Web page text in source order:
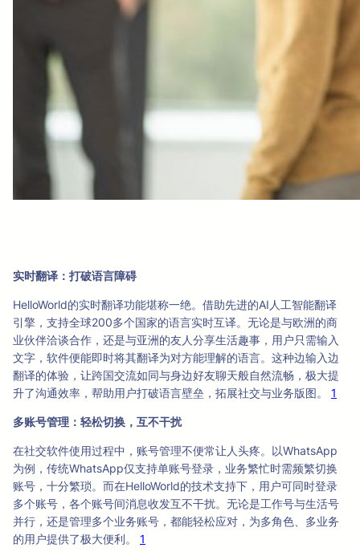
实时翻译：打破语言障碍
HelloWorld的实时翻译功能堪称一绝。借助先进的AI人工智能翻译
引擎，支持全球200多个国家的语言实时互译。无论是与欧洲的商
业伙伴洽谈合作，还是与亚洲的友人分享生活趣事，用户只需输入
文字，软件便能即时将其翻译为对方能理解的语言。这种边输入边
翻译的体验，让跨国交流如同与身边好友聊天般自然流畅，极大提
升了沟通效率，帮助用户打破语言壁垒，拓展社交与业务版图。 1
多账号管理：轻松切换，互不干扰
在社交软件使用过程中，账号管理不便常让人头疼。以WhatsApp
为例，传统WhatsApp仅支持单账号登录，业务繁忙时需频繁切换
账号，十分繁琐。而在HelloWorld的技术支持下，用户可同时登录
多个账号，各个账号间消息收发互不干扰。无论是工作号与生活号
并行，还是管理多个业务账号，都能轻松应对，为多角色、多业务
的用户提供了极大便利。 1